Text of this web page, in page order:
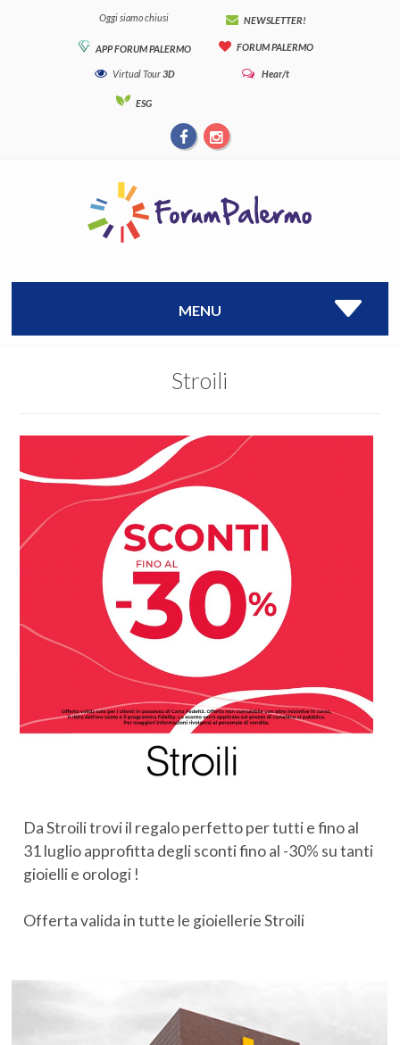
Oggi siamo chiusi NEWSLETTER!
APP FORUM PALERMO FORUM PALERMO
Virtual Tour3D Hear/t
ESG
MENU
Stroili
Da Stroili trovi il regalo perfetto per tutti e fino al
31 luglio approfitta degli sconti fino al -30% su tanti
gioielli e orologi !
Offerta valida in tutte le gioiellerie Stroili